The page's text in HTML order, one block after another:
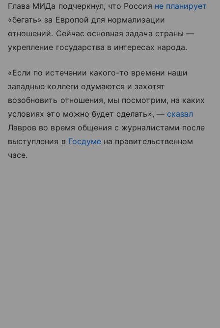
Глава МИДа подчеркнул, что Россия не планирует
«бегать» за Европой для нормализации
отношений. Сейчас основная задача страны —
укрепление государства в интересах народа.
«Если по истечении какого-то времени наши
западные коллеги одумаются и захотят
возобновить отношения, мы посмотрим, на каких
условиях это можно будет сделать», — сказал
Лавров во время общения с журналистами после
выступления в Госдуме на правительственном
часе.